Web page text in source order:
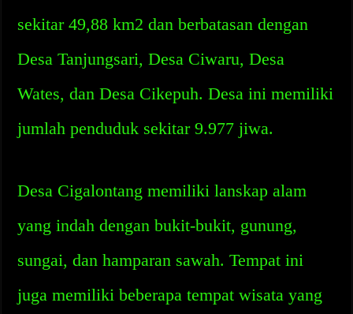
sekitar 49,88 km2 dan berbatasan dengan
Desa Tanjungsari, Desa Ciwaru, Desa
Wates, dan Desa Cikepuh. Desa ini memiliki
jumlah penduduk sekitar 9.977 jiwa.
Desa Cigalontang memiliki lanskap alam
yang indah dengan bukit-bukit, gunung,
sungai, dan hamparan sawah. Tempat ini
juga memiliki beberapa tempat wisata yang